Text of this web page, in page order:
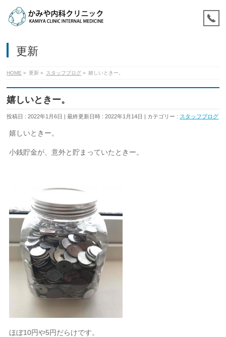
更新
HOME » 更新 » スタッフブログ » 嬉しいときー。
嬉しいときー。
投稿日 : 2022年1月6日 最終更新日時 : 2022年1月14日 カテゴリー : スタッフブログ
嬉しいときー。
小銭貯金が、意外と貯まっていたときー。
ほぼ10円や5円だらけです。